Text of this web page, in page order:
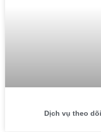
Dịch vụ theo